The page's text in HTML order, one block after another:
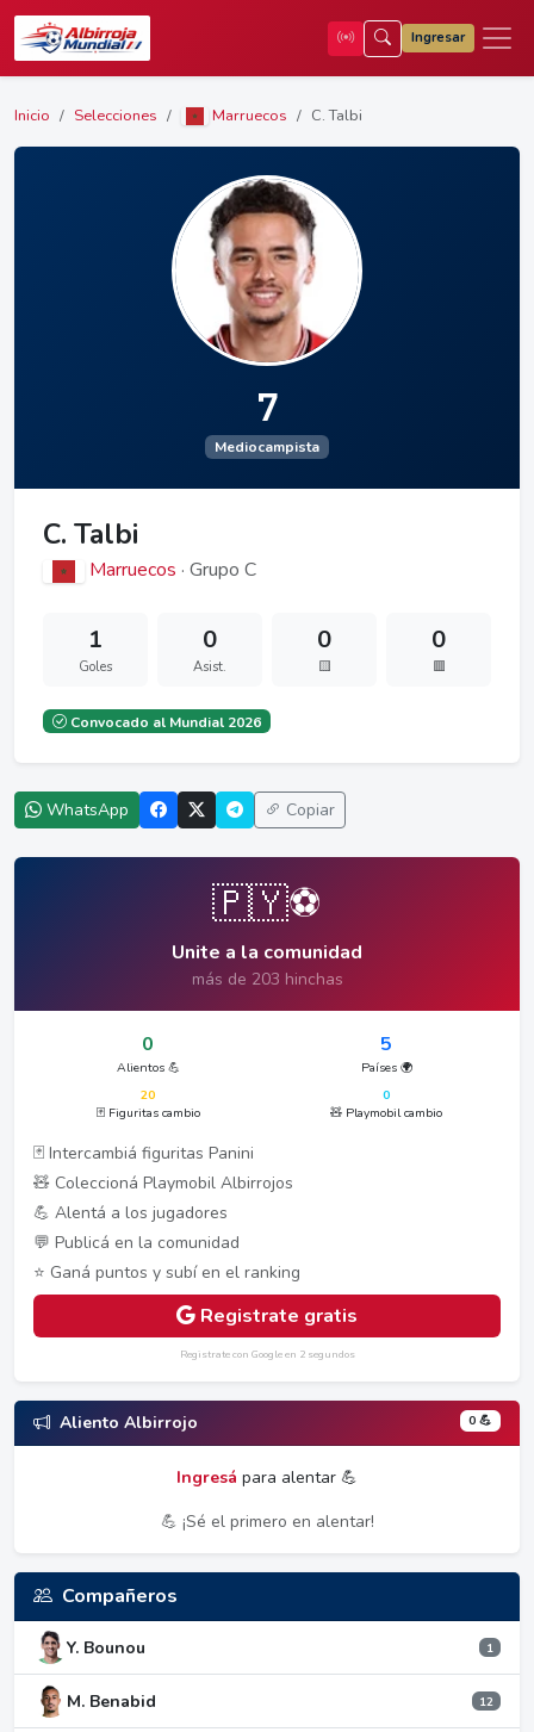
Ingresar
Inicio Selecciones Marruecos C. Talbi
7
Mediocampista
C. Talbi
Marruecos · Grupo C
1
Goles
0
Asist.
0
🟨
0
🟥
Convocado al Mundial 2026
WhatsApp Copiar
🇵🇾⚽
Unite a la comunidad
más de 203 hinchas
0
Alientos 💪
5
Países 🌍
20
🃏 Figuritas cambio
0
🧸 Playmobil cambio
🃏 Intercambiá figuritas Panini
🧸 Coleccioná Playmobil Albirrojos
💪 Alentá a los jugadores
💬 Publicá en la comunidad
⭐ Ganá puntos y subí en el ranking
Registrate gratis
Registrate con Google en 2 segundos
Aliento Albirrojo 0 💪
Ingresá para alentar 💪
💪 ¡Sé el primero en alentar!
Compañeros
Y. Bounou 1
M. Benabid 12